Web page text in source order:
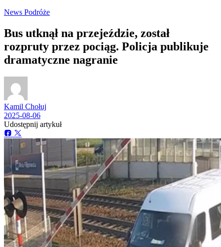
News Podróże
Bus utknął na przejeździe, został
rozpruty przez pociąg. Policja publikuje
dramatyczne nagranie
Kamil Chołuj
2025-08-06
Udostępnij artykuł